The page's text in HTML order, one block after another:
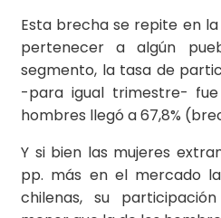
Esta brecha se repite en
pertenecer a algún
segmento, la tasa de
-para igual trimestre-
hombres llegó a 67,8%
Y si bien las mujeres
pp. más en el mercado
chilenas, su